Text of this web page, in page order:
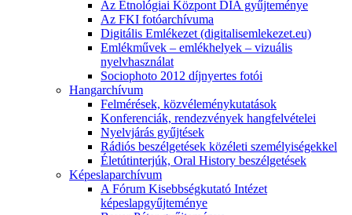
Az Etnológiai Központ DIA gyűjteménye
Az FKI fotóarchívuma
Digitális Emlékezet (digitalisemlekezet.eu)
Emlékművek – emlékhelyek – vizuális
nyelvhasználat
Sociophoto 2012 díjnyertes fotói
Hangarchívum
Felmérések, közvéleménykutatások
Konferenciák, rendezvények hangfelvételei
Nyelvjárás gyűjtések
Rádiós beszélgetések közéleti személyiségekkel
Életútinterjúk, Oral History beszélgetések
Képeslaparchívum
A Fórum Kisebbségkutató Intézet
képeslapgyűjteménye